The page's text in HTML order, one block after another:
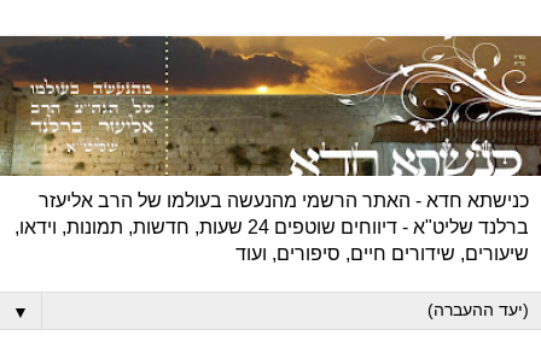
כנישתא חדא - האתר הרשמי מהנעשה בעולמו של הרב אליעזר
ברלנד שליט"א - דיווחים שוטפים 24 שעות, חדשות, תמונות, וידאו,
שיעורים, שידורים חיים, סיפורים, ועוד
▼